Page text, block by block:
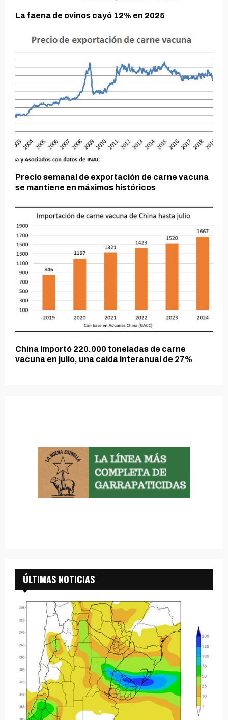
La faena de ovinos cayó 12% en 2025
Precio semanal de exportación de carne vacuna
se mantiene en máximos históricos
China importó 220.000 toneladas de carne
vacuna en julio, una caída interanual de 27%
ÚLTIMAS NOTICIAS